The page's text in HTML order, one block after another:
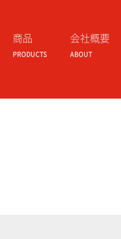
商品
PRODUCTS
会社概要
ABOUT